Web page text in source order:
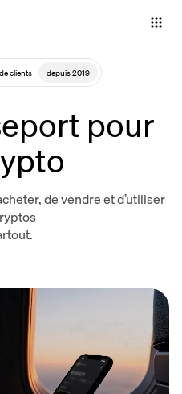
clients depuis 2019
pour
de vendre et d’utiliser